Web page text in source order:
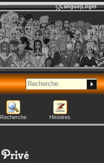
Langue Login
Recherche Histoires
Privé